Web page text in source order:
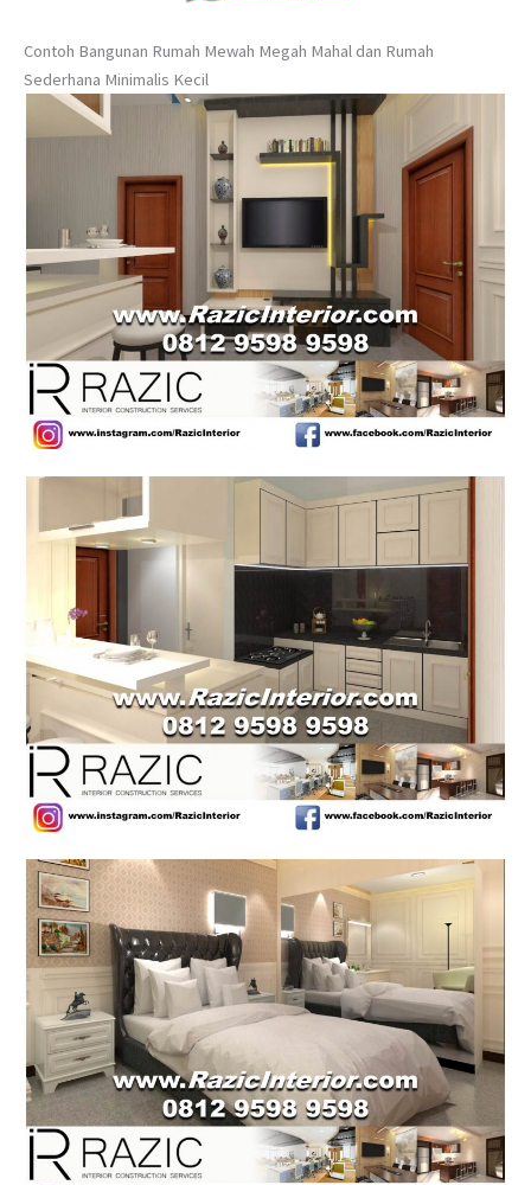
Contoh Bangunan Rumah Mewah Megah Mahal dan Rumah
Sederhana Minimalis Kecil